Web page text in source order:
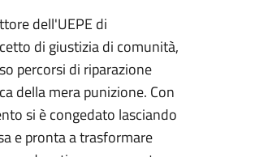
dell'UEPE di
di giustizia di comunità,
percorsi di riparazione
della mera punizione. Con
si è congedato lasciando
e pronta a trasformare